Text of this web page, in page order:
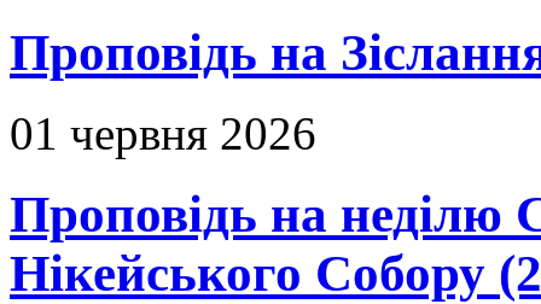
Проповідь на
01 червня 2026
Проповідь на неділю
Нікейського Собору